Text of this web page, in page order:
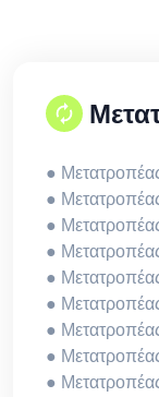
●
●
●
●
●
●
●
●
●